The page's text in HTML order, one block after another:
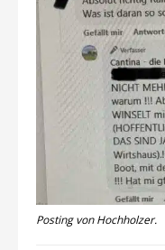
Posting von Hochholzer.